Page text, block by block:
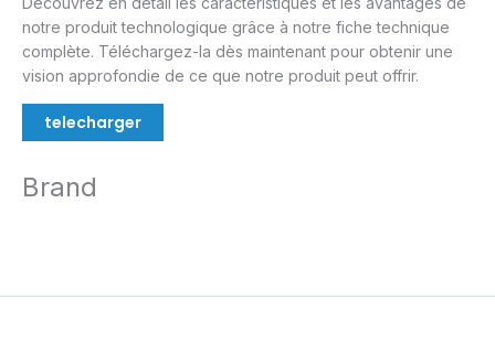
notre produit technologique grâce à notre fiche technique
complète. Téléchargez-la dès maintenant pour obtenir une
vision approfondie de ce que notre produit peut offrir.
telecharger
Brand